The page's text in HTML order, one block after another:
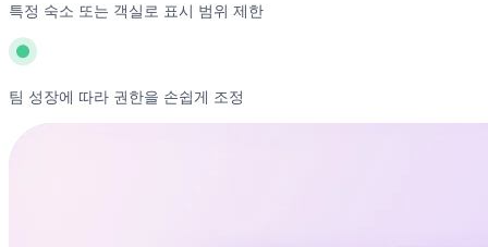
특정 숙소 또는 객실로 표시 범위 제한
팀 성장에 따라 권한을 손쉽게 조정